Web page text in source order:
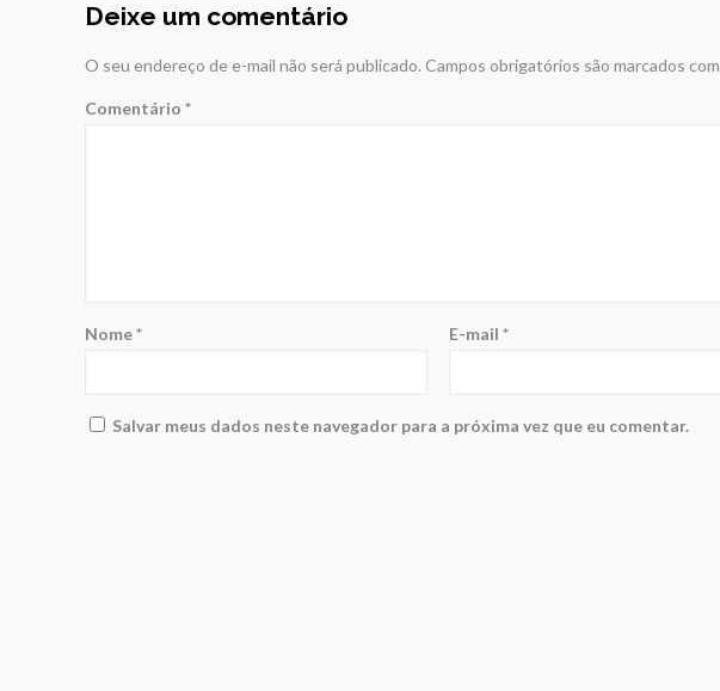
Deixe um comentário
O seu endereço de e-mail não será publicado. Campos obrigatórios são marcados com
Comentário*
Nome* E-mail*
Salvar meus dados neste navegador para a próxima vez que eu comentar.